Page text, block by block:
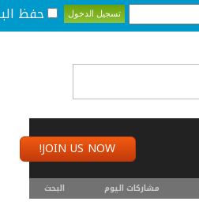
حفظ
JOIN US NOW!
مشاركات اليوم البحث